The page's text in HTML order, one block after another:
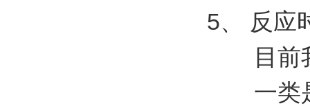
5、 反应
目前我
一类是